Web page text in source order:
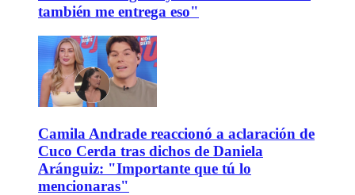
también me entrega eso"
Camila Andrade reaccionó a aclaración de
Cuco Cerda tras dichos de Daniela
Aránguiz: "Importante que tú lo
mencionaras"